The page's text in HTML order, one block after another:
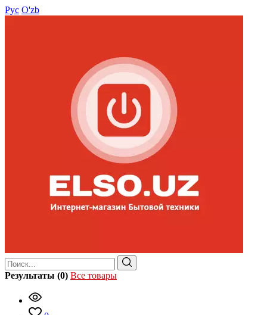
Рус O'zb
Результаты (0) Все товары